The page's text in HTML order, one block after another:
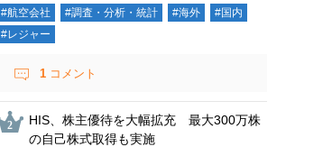
#航空会社 #調査・分析・統計 #海外
#国内
#レジャー
1 コメント
HIS、株主優待を大幅拡充 最大300万株
の自己株式取得も実施